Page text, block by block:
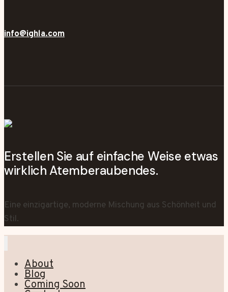
info@ighla.com
Erstellen Sie auf einfache Weise etwas
wirklich Atemberaubendes.
Eine einzigartige, moderne Mischung aus Schönheit und
Stil.
About
Blog
Coming Soon